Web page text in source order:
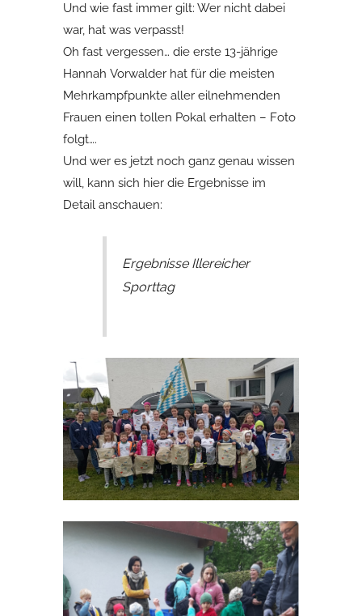
Und wie fast immer gilt: Wer nicht dabei
war, hat was verpasst!
Oh fast vergessen… die erste 13-jährige
Hannah Vorwalder hat für die meisten
Mehrkampfpunkte aller eilnehmenden
Frauen einen tollen Pokal erhalten – Foto
folgt….
Und wer es jetzt noch ganz genau wissen
will, kann sich hier die Ergebnisse im
Detail anschauen:
Ergebnisse Illereicher
Sporttag